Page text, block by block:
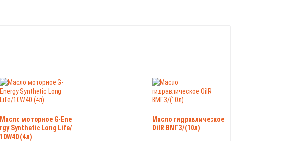
Масло моторное G-Ene
rgy Synthetic Long Life/
10W40 (4л)
Масло гидравлическое
OilR ВМГЗ/(10л)